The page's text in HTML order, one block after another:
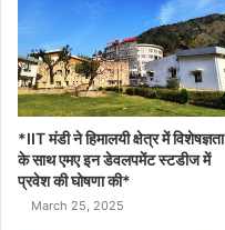
*IIT मंडी ने हिमालयी क्षेत्र में विशेषज्ञता
के साथ एमए इन डेवलपमेंट स्टडीज में
प्रवेश की घोषणा की*
March 25, 2025